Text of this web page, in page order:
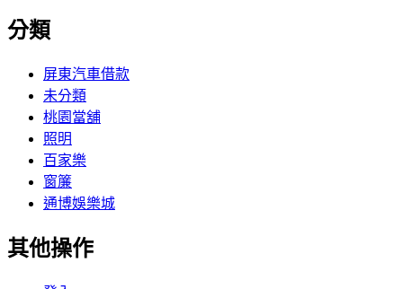
分類
屏東汽車借款
未分類
桃園當舖
照明
百家樂
窗簾
通博娛樂城
其他操作